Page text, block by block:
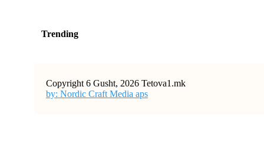
Trending
Copyright 6 Gusht, 2026 Tetova1.mk
by: Nordic Craft Media aps